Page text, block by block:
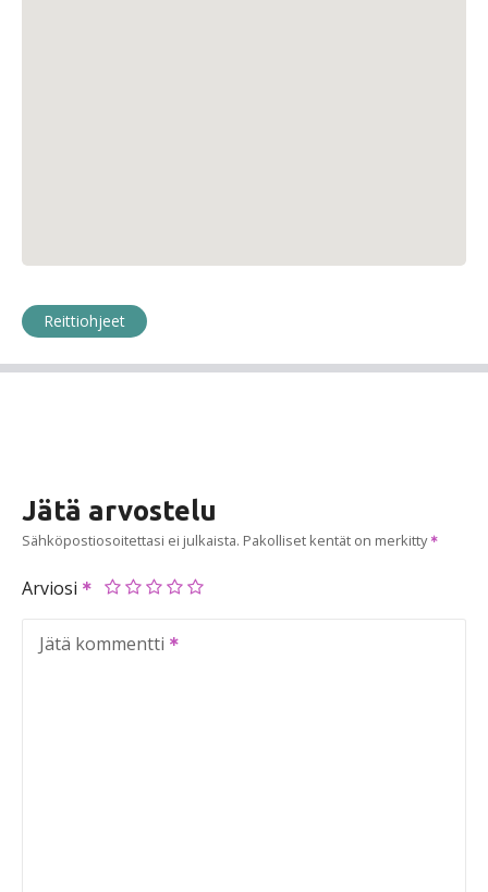
Reittiohjeet
Jätä arvostelu
Sähköpostiosoitettasi ei julkaista. Pakolliset kentät on merkitty
Arviosi
Jätä kommentti